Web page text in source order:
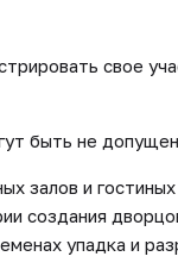
свое
быть не
залов и
создания
упадка и